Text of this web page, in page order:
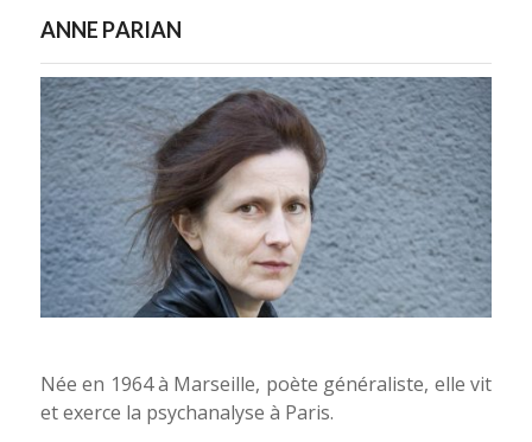
ANNE PARIAN
Née en 1964 à Marseille, poète généraliste, elle vit
et exerce la psychanalyse à Paris.